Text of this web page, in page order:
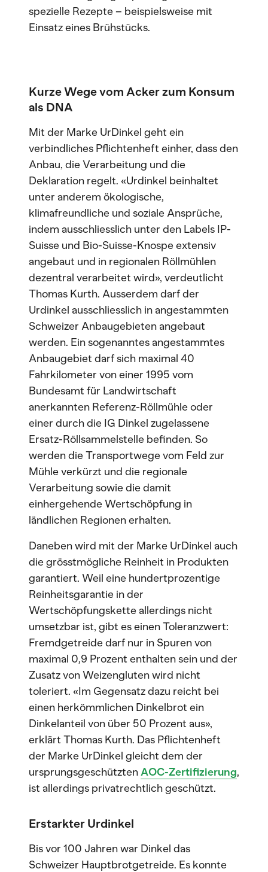
spezielle Rezepte – beispielsweise mit
Einsatz eines Brühstücks.
Kurze Wege vom Acker zum Konsum
als DNA
Mit der Marke UrDinkel geht ein
verbindliches Pflichtenheft einher, dass den
Anbau, die Verarbeitung und die
Deklaration regelt. «Urdinkel beinhaltet
unter anderem ökologische,
klimafreundliche und soziale Ansprüche,
indem ausschliesslich unter den Labels IP-
Suisse und Bio-Suisse-Knospe extensiv
angebaut und in regionalen Röllmühlen
dezentral verarbeitet wird», verdeutlicht
Thomas Kurth. Ausserdem darf der
Urdinkel ausschliesslich in angestammten
Schweizer Anbaugebieten angebaut
werden. Ein sogenanntes angestammtes
Anbaugebiet darf sich maximal 40
Fahrkilometer von einer 1995 vom
Bundesamt für Landwirtschaft
anerkannten Referenz-Röllmühle oder
einer durch die IG Dinkel zugelassene
Ersatz-Röllsammelstelle befinden. So
werden die Transportwege vom Feld zur
Mühle verkürzt und die regionale
Verarbeitung sowie die damit
einhergehende Wertschöpfung in
ländlichen Regionen erhalten.
Daneben wird mit der Marke UrDinkel auch
die grösstmögliche Reinheit in Produkten
garantiert. Weil eine hundertprozentige
Reinheitsgarantie in der
Wertschöpfungskette allerdings nicht
umsetzbar ist, gibt es einen Toleranzwert:
Fremdgetreide darf nur in Spuren von
maximal 0,9 Prozent enthalten sein und der
Zusatz von Weizengluten wird nicht
toleriert. «Im Gegensatz dazu reicht bei
einen herkömmlichen Dinkelbrot ein
Dinkelanteil von über 50 Prozent aus»,
erklärt Thomas Kurth. Das Pflichtenheft
der Marke UrDinkel gleicht dem der
ursprungsgeschütztenAOC-Zertifizierung,
ist allerdings privatrechtlich geschützt.
Erstarkter Urdinkel
Bis vor 100 Jahren war Dinkel das
Schweizer Hauptbrotgetreide. Es konnte